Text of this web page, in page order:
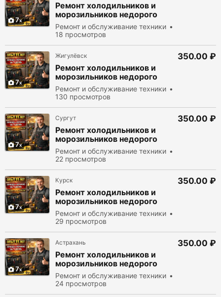
7
Ремонт холодильников и
морозильников недорого
Ремонт и обслуживание техники
18 просмотров
7
Жигулёвск
Ремонт холодильников и
морозильников недорого
Ремонт и обслуживание техники
130 просмотров
350.00 ₽
7
Сургут
Ремонт холодильников и
морозильников недорого
Ремонт и обслуживание техники
22 просмотров
350.00 ₽
7
Курск
Ремонт холодильников и
морозильников недорого
Ремонт и обслуживание техники
29 просмотров
350.00 ₽
7
Астрахань
Ремонт холодильников и
морозильников недорого
Ремонт и обслуживание техники
24 просмотров
350.00 ₽